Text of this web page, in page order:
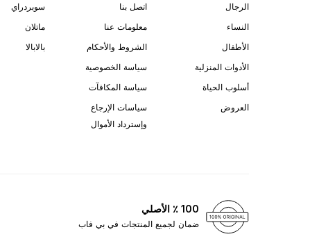
الرجال
النساء
الأطفال
الأدوات المنزلية
أسلوب الحياة
العروض
اتصل بنا
معلومات عنا
الشروط والأحكام
سياسة الخصوصية
سياسة المكافآت
سياسات الإرجاع
وإسترداد الأموال
سوبردراي
ماتلان
بالابالا
100 ٪ الأصلي
ضمان لجميع المنتجات في بي فاب